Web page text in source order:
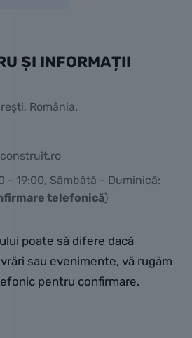
ȘI INFORMAȚII
România.
- 19:00, Sâmbătă - Duminică:
telefonică)
poate să difere dacă
sau evenimente, vă rugăm
pentru confirmare.